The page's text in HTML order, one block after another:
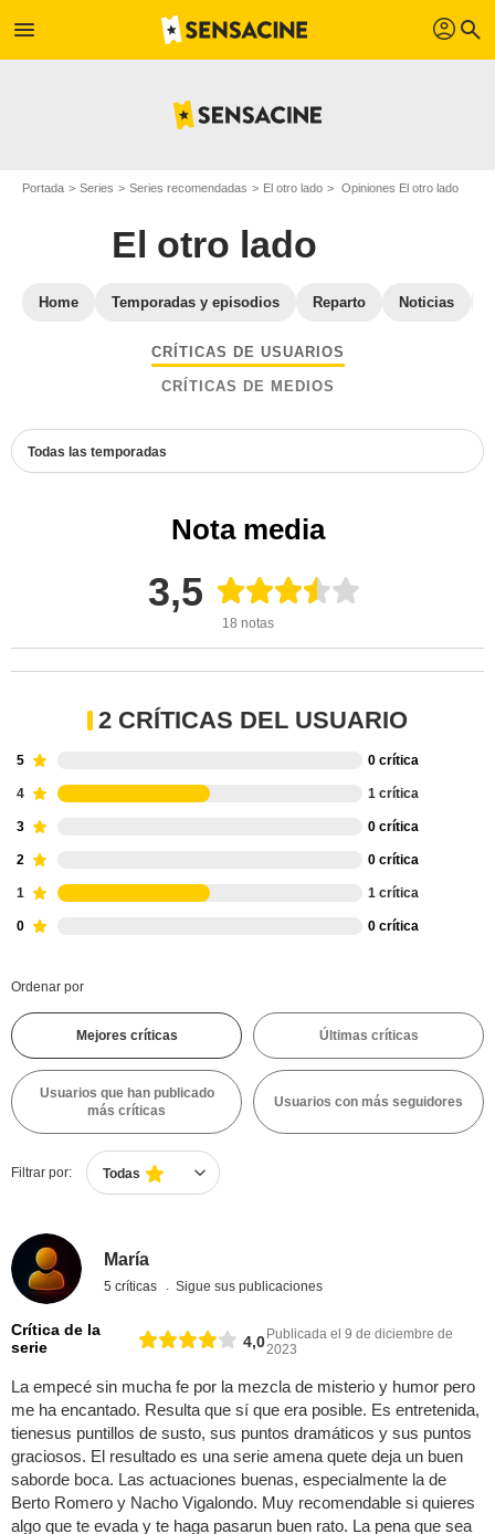
menu profil search
Portada Series Series recomendadas El otro lado Opiniones El otro lado
El otro lado
Home Temporadas y episodios Reparto Noticias
CRÍTICAS DE USUARIOS
CRÍTICAS DE MEDIOS
Todas las temporadas
Nota media
3,5
18 notas
2 CRÍTICAS DEL USUARIO
5 0 crítica
4 1 crítica
3 0 crítica
2 0 crítica
1 1 crítica
0 0 crítica
Ordenar por
Mejores críticas Últimas críticas
Usuarios que han publicado
más críticas
Usuarios con más seguidores
Filtrar por: Todas
María
5 críticas Sigue sus publicaciones
Crítica de la
serie
4,0Publicada el 9 de diciembre de
2023
La empecé sin mucha fe por la mezcla de misterio y humor pero
me ha encantado. Resulta que sí que era posible. Es entretenida,
tienesus puntillos de susto, sus puntos dramáticos y sus puntos
graciosos. El resultado es una serie amena quete deja un buen
saborde boca. Las actuaciones buenas, especialmente la de
Berto Romero y Nacho Vigalondo. Muy recomendable si quieres
algo que te evada y te haga pasarun buen rato. La pena que sea